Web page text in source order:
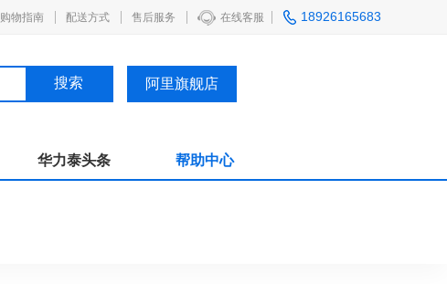
购物指南 配送方式 售后服务 在线客服 18926165683
阿里旗舰店
华力泰头条 帮助中心